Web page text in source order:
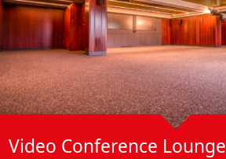
Video Conference Lounge